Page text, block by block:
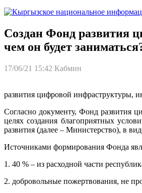
Создан Фонд развития
чем он будет
17/06/21 15:42 Кабмин
развития цифровой инфраструктуры,
Согласно документу, Фонд развития
целях создания благоприятных
развития (далее – Министерство), в
Источниками формирования Фонда
1. 40 % – из расходной части
2. добровольные пожертвования, не